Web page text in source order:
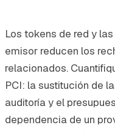
Los tokens de red y
emisor reducen los
relacionados.
PCI: la sustitución de
auditoría y el
dependencia de un